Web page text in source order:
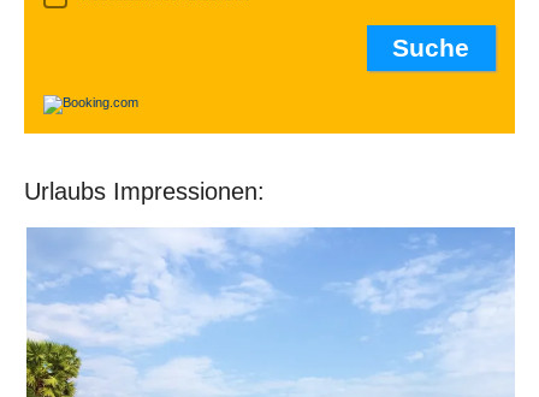
Urlaubs Impressionen: